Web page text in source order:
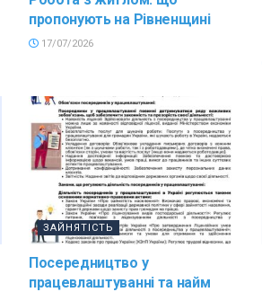
пропонують на Рівненщині
17/07/2026
ЗАЙНЯТІСТЬ
Посередництво у
працевлаштуванні та найм